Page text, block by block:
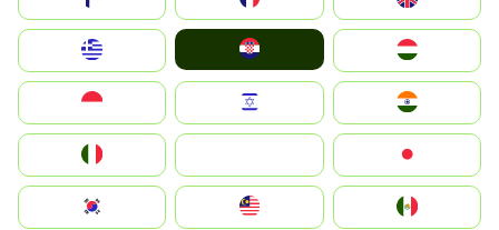
Magyarország
South Korea